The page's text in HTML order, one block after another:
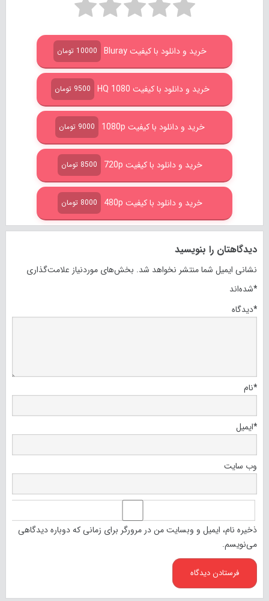
خرید و دانلود با کیفیت Bluray 10000 تومان
خرید و دانلود با کیفیت HQ 1080 9500 تومان
خرید و دانلود با کیفیت 1080p 9000 تومان
خرید و دانلود با کیفیت 720p 8500 تومان
خرید و دانلود با کیفیت 480p 8000 تومان
دیدگاهتان را بنویسید
نشانی ایمیل شما منتشر نخواهد شد. بخش‌های موردنیاز علامت‌گذاری
شده‌اند*
دیدگاه*
نام*
ایمیل*
وب‌ سایت
ذخیره نام، ایمیل و وبسایت من در مرورگر برای زمانی که دوباره دیدگاهی
می‌نویسم.